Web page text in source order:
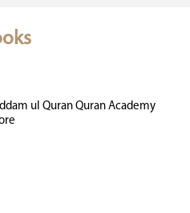
ul Quran Quran Academy